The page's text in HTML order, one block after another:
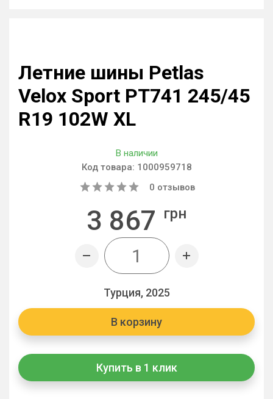
Летние шины Petlas
Velox Sport PT741 245/45
R19 102W XL
В наличии
Код товара: 1000959718
0 отзывов
3 867 грн
Турция, 2025
В корзину
Купить в 1 клик